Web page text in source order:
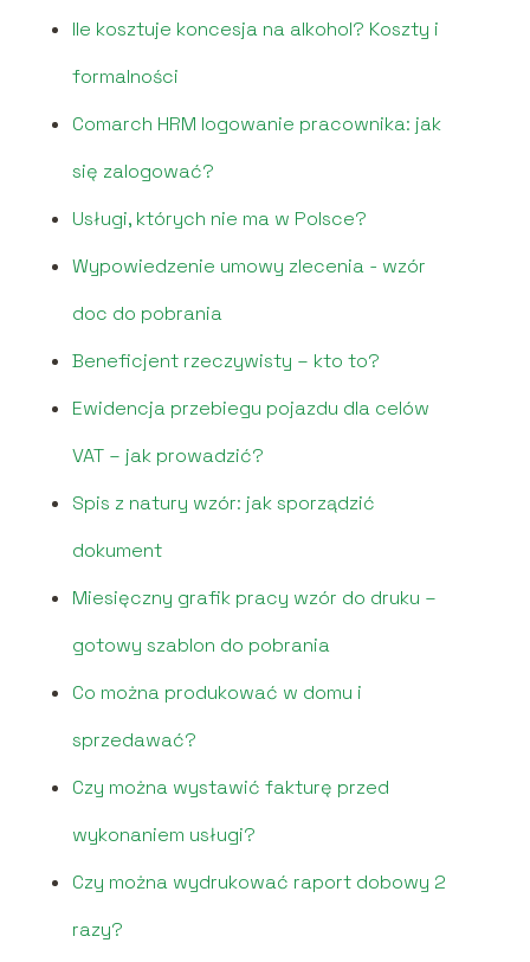
Ile kosztuje koncesja na alkohol? Koszty i
formalności
Comarch HRM logowanie pracownika: jak
się zalogować?
Usługi, których nie ma w Polsce?
Wypowiedzenie umowy zlecenia - wzór
doc do pobrania
Beneficjent rzeczywisty – kto to?
Ewidencja przebiegu pojazdu dla celów
VAT – jak prowadzić?
Spis z natury wzór: jak sporządzić
dokument
Miesięczny grafik pracy wzór do druku –
gotowy szablon do pobrania
Co można produkować w domu i
sprzedawać?
Czy można wystawić fakturę przed
wykonaniem usługi?
Czy można wydrukować raport dobowy 2
razy?